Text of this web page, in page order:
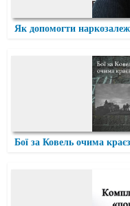
Як допомогти
Бої за Ковель очима